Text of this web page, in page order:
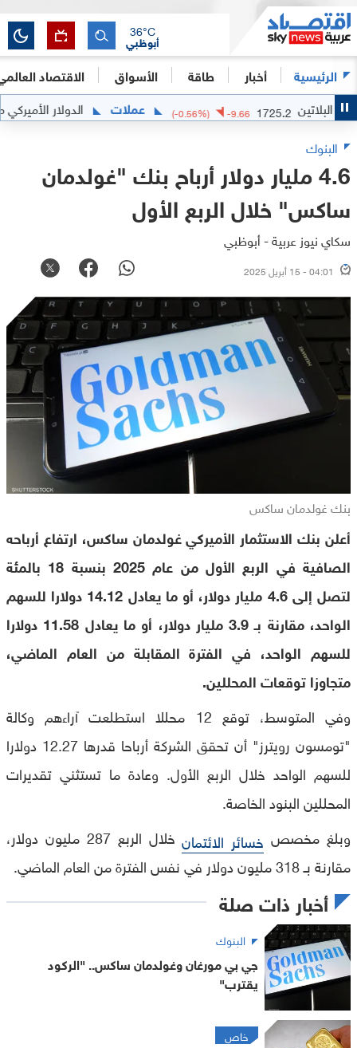
الرئيسية أخبار طاقة الأسواق الاقتصاد
أبوظبي
36°C
1725.2
-9.66
(-0.56%) عملات
الدولار الأميركي
البنوك
4.6 مليار دولار أرباح بنك "غولدمان
ساكس" خلال الربع الأول
سكاي نيوز عربية - أبوظبي
04:01 - 15 أبريل 2025
بنك غولدمان ساكس
أعلن بنك الاستثمار الأميركي غولدمان ساكس، ارتفاع أرباحه
الصافية في الربع الأول من عام 2025 بنسبة 18 بالمئة
لتصل إلى 4.6 مليار دولار، أو ما يعادل 14.12 دولارا للسهم
الواحد، مقارنة بـ 3.9 مليار دولار، أو ما يعادل 11.58 دولارا
للسهم الواحد، في الفترة المقابلة من العام الماضي،
متجاوزا توقعات المحللين.
وفي المتوسط، توقع 12 محللا استطلعت آراءهم وكالة
"تومسون رويترز" أن تحقق الشركة أرباحا قدرها 12.27 دولارا
للسهم الواحد خلال الربع الأول. وعادة ما تستثني تقديرات
المحللين البنود الخاصة.
وبلغ مخصص خسائر الائتمان
خلال الربع 287 مليون دولار،
مقارنة بـ 318 مليون دولار في نفس الفترة من العام الماضي.
أخبار ذات صلة
البنوك
جي بي مورغان وغولدمان ساكس.. "الركود
يقترب"
خاص